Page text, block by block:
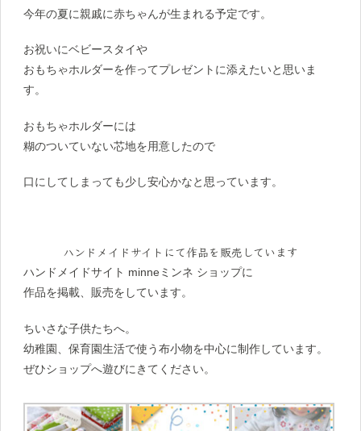
今年の夏に親戚に赤ちゃんが生まれる予定です。
お祝いにベビースタイや
おもちゃホルダーを作ってプレゼントに添えたいと思いま
す。
おもちゃホルダーには
糊のついていない芯地を用意したので
口にしてしまっても少し安心かなと思っています。
ハンドメイドサイトにて作品を販売しています
ハンドメイドサイト minneミンネ ショップに
作品を掲載、販売をしています。
ちいさな子供たちへ。
幼稚園、保育園生活で使う布小物を中心に制作しています。
ぜひショップへ遊びにきてください。